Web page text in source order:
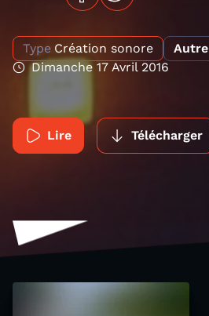
Type Création sonore
Autre
Dimanche 17 Avril 2016
Lire Télécharger